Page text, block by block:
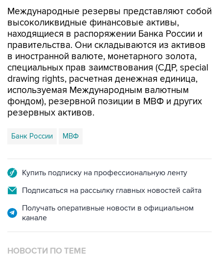
Международные резервы представляют собой
высоколиквидные финансовые активы,
находящиеся в распоряжении Банка России и
правительства. Они складываются из активов
в иностранной валюте, монетарного золота,
специальных прав заимствования (СДР, special
drawing rights, расчетная денежная единица,
используемая Международным валютным
фондом), резервной позиции в МВФ и других
резервных активов.
Банк России МВФ
Купить подписку на профессиональную ленту
Подписаться на рассылку главных новостей сайта
Получать оперативные новости в официальном
канале
НОВОСТИ ПО ТЕМЕ